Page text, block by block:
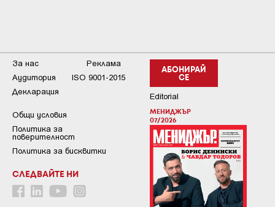
АБОНИРАЙ
СЕ
Editorial
МЕНИДЖЪР
07/2026
За нас
Реклама
Аудитория
ISO 9001-2015
Декларация
Общи условия
Пoлитикa зa
пoвepитeлнocт
Политика за бисквитки
СЛЕДВАЙТЕ НИ